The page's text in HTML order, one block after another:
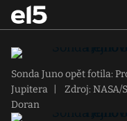
Sonda Juno opět fotila:
Jupitera
Zdroj: NASA/
Doran